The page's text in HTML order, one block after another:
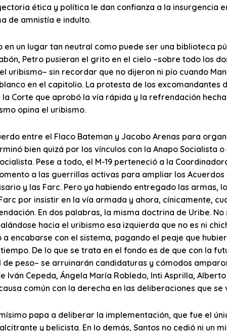
ética y política le dan confianza a la insurgencia
de amnistía e indulto.
un lugar tan neutral como puede ser una biblioteca
Petro pusieran el grito en el cielo –sobre todo los
uribismo– sin recordar que no dijeron ni pío cuando
en el capitolio. La protesta de los excomandantes
Corte que aprobó la vía rápida y la refrendación
opina el uribismo.
entre el Flaco Bateman y Jacobo Arenas para
bien quizá por los vínculos con la Anapo Socialista
Pese a todo, el M-19 perteneció a la
a las guerrillas activas para ampliar los Acuerdos
y las Farc. Pero ya habiendo entregado las armas,
por insistir en la vía armada y ahora, cínicamente,
En dos palabras, la misma doctrina de Uribe.
hacia el uribismo esa izquierda que no es ni
a encabarse con el sistema, pagando el peaje que
De lo que se trata en el fondo es de que con la
peso– se arruinarán candidaturas y cómodos
lván Cepeda, Ángela María Robledo, Inti Asprilla,
común con la derecha en las deliberaciones que se
papa a deliberar la implementación, que fue el
y belicista. En lo demás, Santos no cedió ni un